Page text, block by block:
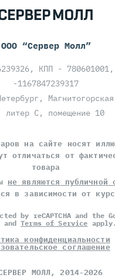
ООО “Сервер Молл”
КПП -
-1167847239317
литер С, помещение 10
на сайте носят
отличаться от
товара
не являются публичной
в зависимости от
by reCAPTCHA and the
andTerms of Service apply.
конфиденциальности
соглашение
МОЛЛ, 2014-2026